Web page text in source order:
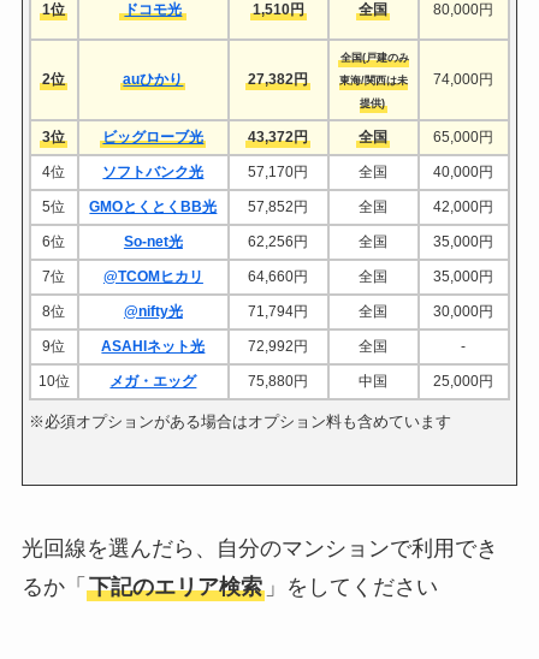
1位 ドコモ光 1,510円 全国 80,000円
2位 auひかり 27,382円
全国(戸建のみ
東海/関西は未
提供)
74,000円
3位 ビッグローブ光 43,372円 全国 65,000円
4位 ソフトバンク光 57,170円 全国 40,000円
5位 GMOとくとくBB光 57,852円 全国 42,000円
6位 So-net光 62,256円 全国 35,000円
7位 @TCOMヒカリ 64,660円 全国 35,000円
8位 @nifty光 71,794円 全国 30,000円
9位 ASAHIネット光 72,992円 全国 -
10位 メガ・エッグ 75,880円 中国 25,000円
※必須オプションがある場合はオプション料も含めています
光回線を選んだら、自分のマンションで利用でき
るか「 下記のエリア検索」をしてください